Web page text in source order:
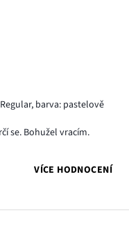
barva: pastelově
se. Bohužel vracím.
VÍCE HODNOCENÍ